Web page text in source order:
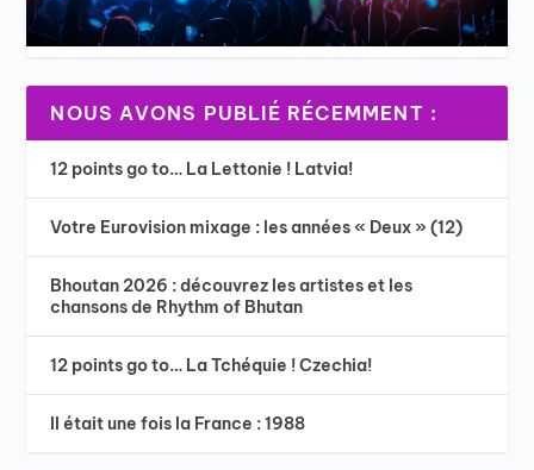
NOUS AVONS PUBLIÉ RÉCEMMENT :
12 points go to… La Lettonie ! Latvia!
Votre Eurovision mixage : les années « Deux » (12)
Bhoutan 2026 : découvrez les artistes et les
chansons de Rhythm of Bhutan
12 points go to… La Tchéquie ! Czechia!
Il était une fois la France : 1988